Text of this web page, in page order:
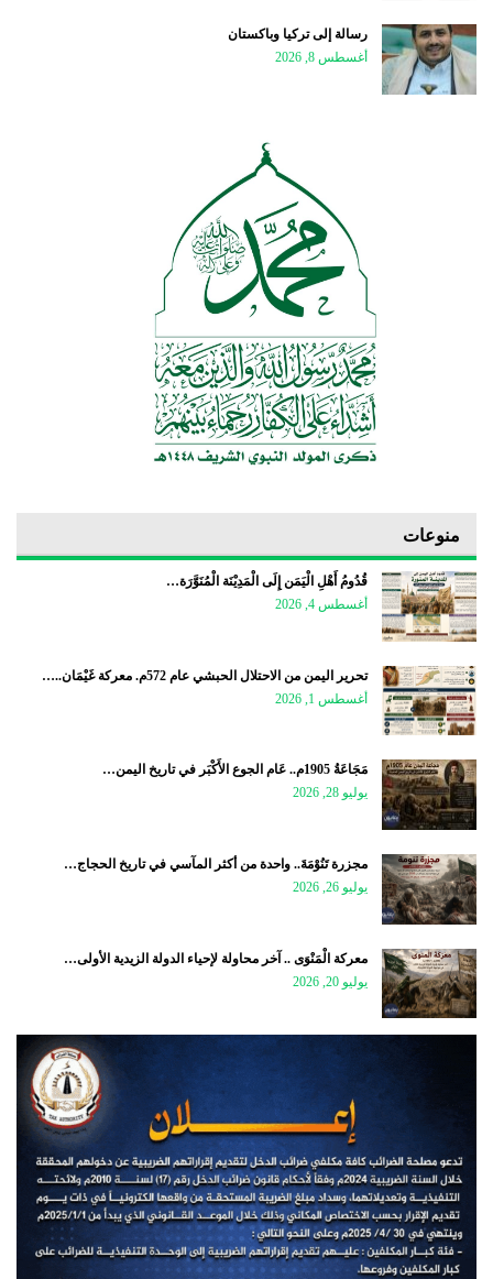
رسالة إلى تركيا وباكستان
أغسطس 8, 2026
منوعات
قُدُومُ أَهْلِ الْيَمَن إِلَى الْمَدِيْنَة الْمُنَوَّرَة…
أغسطس 4, 2026
تحرير اليمن من الاحتلال الحبشي عام 572م. معركة غَيْمَان..…
أغسطس 1, 2026
مَجَاعَةُ 1905م.. عَام الجوع الأَكْبَر في تاريخ اليمن…
يوليو 28, 2026
مجزرة تَنُوْمَةَ.. واحدة من أكثر المآسي في تاريخ الحجاج…
يوليو 26, 2026
معركة الْمَنْوَى .. آخر محاولة لإحياء الدولة الزيدية الأولى…
يوليو 20, 2026